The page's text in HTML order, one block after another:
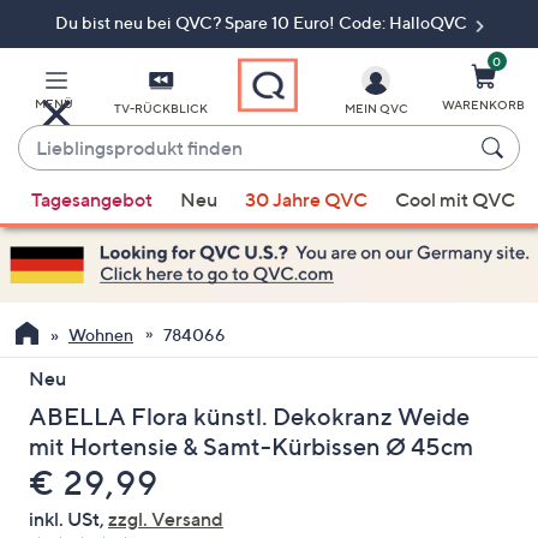
Du bist neu bei QVC? Spare 10 Euro! Code: HalloQVC
MENÜ TV-RÜCKBLICK
Lieblingsprodukt
finden
Vorschläge
verfügbar
sind,
verwenden
Sie
die
Pfeiltasten
nach
oben
und
nach
unten
MEIN QVC
0
WARENKORB
Tagesangebot Neu 30 Jahre QVC Cool mit QVC
Wohnen 784066
Neu
ABELLA Flora künstl. Dekokranz Weide
mit Hortensie & Samt-Kürbissen Ø 45cm
Gelöscht
€ 29,99
inkl. USt, zzgl. Versand